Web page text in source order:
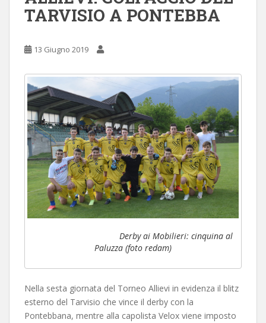
TARVISIO A PONTEBBA
13 Giugno 2019
Derby ai Mobilieri: cinquina al
Paluzza (foto redam)
Nella sesta giornata del Torneo Allievi in evidenza il blitz
esterno del Tarvisio che vince il derby con la
Pontebbana, mentre alla capolista Velox viene imposto